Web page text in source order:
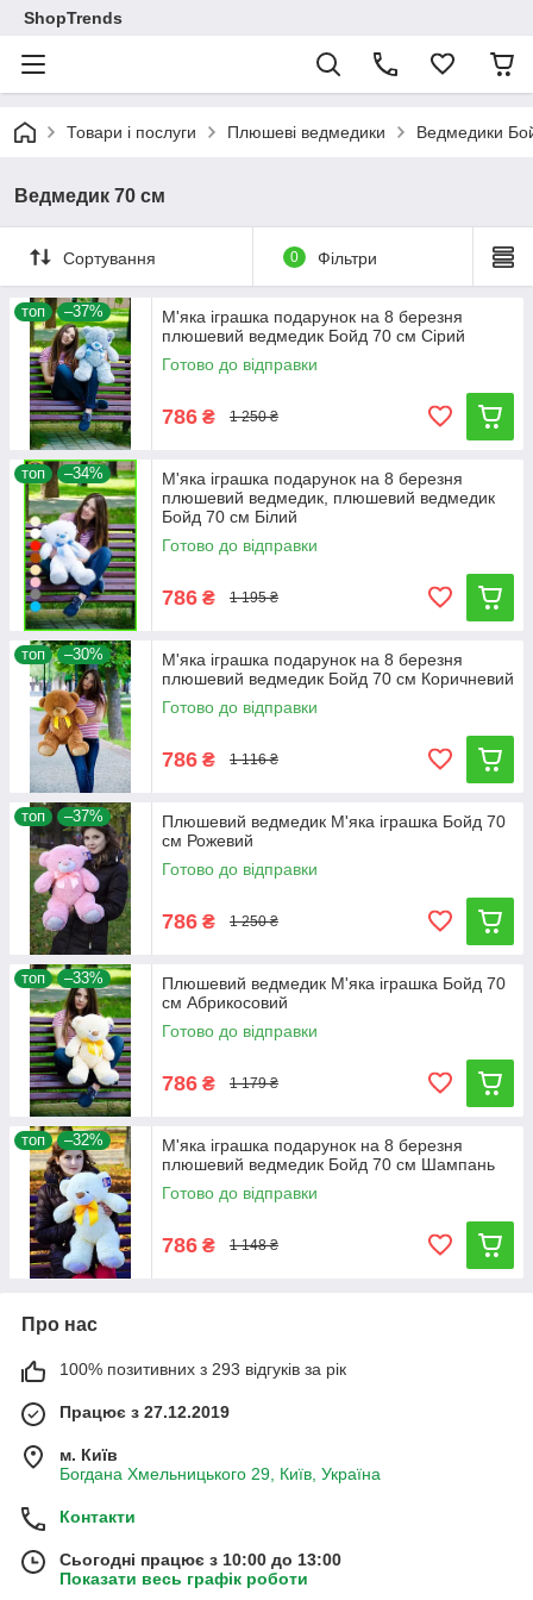
ShopTrends
Товари і послуги Плюшеві ведмедики Ведмедики
Ведмедик 70 см
Сортування 0 Фільтри
топ –37%
М'яка іграшка подарунок на 8 березня
плюшевий ведмедик Бойд 70 см Сірий
Готово до відправки
786 ₴ 1 250 ₴
топ –34%
М'яка іграшка подарунок на 8 березня
плюшевий ведмедик, плюшевий ведмедик
Бойд 70 см Білий
Готово до відправки
786 ₴ 1 195 ₴
топ –30%
М'яка іграшка подарунок на 8 березня
плюшевий ведмедик Бойд 70 см Коричневий
Готово до відправки
786 ₴ 1 116 ₴
топ –37%
Плюшевий ведмедик М'яка іграшка Бойд 70
см Рожевий
Готово до відправки
786 ₴ 1 250 ₴
топ –33%
Плюшевий ведмедик М'яка іграшка Бойд 70
см Абрикосовий
Готово до відправки
786 ₴ 1 179 ₴
топ –32%
М'яка іграшка подарунок на 8 березня
плюшевий ведмедик Бойд 70 см Шампань
Готово до відправки
786 ₴ 1 148 ₴
Про нас
100% позитивних з 293 відгуків за рік
Працює з 27.12.2019
м. Київ
Богдана Хмельницького 29, Київ, Україна
Контакти
Сьогодні працює з 10:00 до 13:00
Показати весь графік роботи